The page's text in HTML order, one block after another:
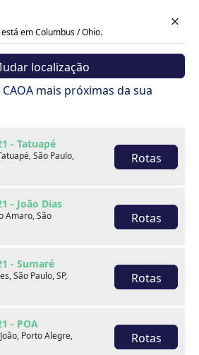
está em Columbus / Ohio.
localização
mais próximas da sua
- Tatuapé
São Paulo,
Rotas
- João Dias
Amaro, São
Rotas
- Sumaré
São Paulo, SP,
Rotas
- POA
Porto Alegre,
Rotas
Cotação